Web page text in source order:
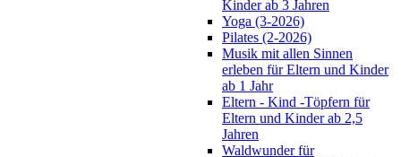
Kinder ab 3 Jahren
Yoga (3-2026)
Pilates (2-2026)
Musik mit allen Sinnen
erleben für Eltern und Kinder
ab 1 Jahr
Eltern - Kind -Töpfern für
Eltern und Kinder ab 2,5
Jahren
Waldwunder für